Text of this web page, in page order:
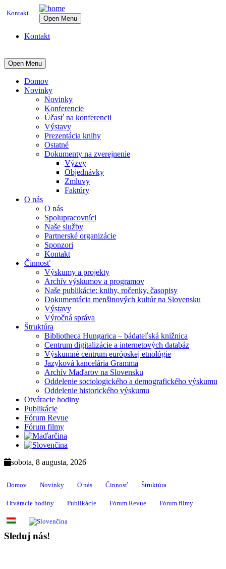
Kontakt
Open Menu
Kontakt
Open Menu
Domov
Novinky
Novinky
Konferencie
Účasť na konferencii
Výstavy
Prezentácia knihy
Ostatné
Dokumenty na zverejnenie
Výzvy
Objednávky
Zmluvy
Faktúry
O nás
O nás
Spolupracovníci
Naše služby
Partnerské organizácie
Sponzori
Kontakt
Činnosť
Výskumy a projekty
Archív výskumov a programov
Naše publikácie: knihy, ročenky, časopisy
Dokumentácia menšinových kultúr na Slovensku
Výstavy
Výročná správa
Štruktúra
Bibliotheca Hungarica – bádateľská knižnica
Centrum digitalizácie a internetových databáz
Výskumné centrum európskej etnológie
Jazyková kancelária Gramma
Archív Maďarov na Slovensku
Oddelenie sociologického a demografického výskumu
Oddelenie historického výskumu
Otváracie hodiny
Publikácie
Fórum Revue
Fórum filmy
sobota, 8 augusta, 2026
Domov Novinky O nás Činnosť Štruktúra
Otváracie hodiny Publikácie Fórum Revue Fórum filmy
Sleduj nás!